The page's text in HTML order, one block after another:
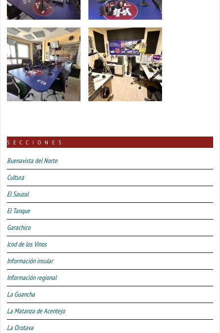
SECCIONES
Buenavista del Norte
Cultura
El Sauzal
El Tanque
Garachico
Icod de los Vinos
Información insular
Información regional
La Guancha
La Matanza de Acentejo
La Orotava